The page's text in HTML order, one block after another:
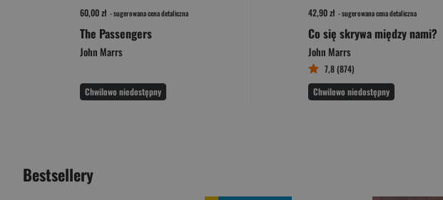
60,00 zł - sugerowana cena detaliczna
The Passengers
John Marrs
Chwilowo niedostępny
42,90 zł - sugerowana cena detaliczna
Co się skrywa między nami?
John Marrs
7,8 (874)
Chwilowo niedostępny
Bestsellery